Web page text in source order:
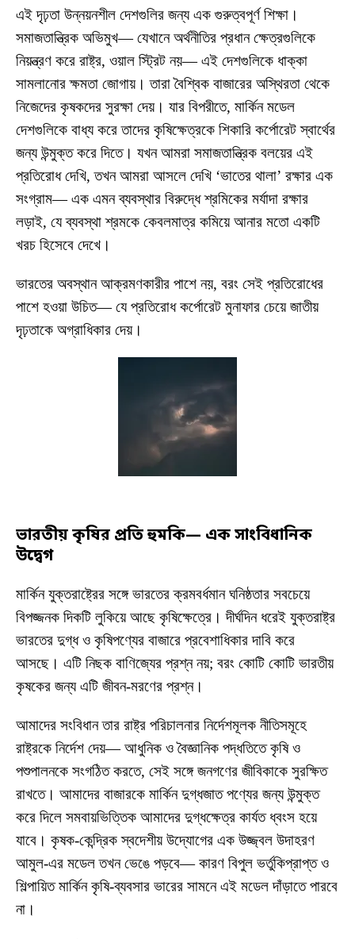
এই দৃঢ়তা উন্নয়নশীল দেশগুলির জন্য এক গুরুত্বপূর্ণ শিক্ষা।
সমাজতান্ত্রিক অভিমুখ— যেখানে অর্থনীতির প্রধান ক্ষেত্রগুলিকে
নিয়ন্ত্রণ করে রাষ্ট্র, ওয়াল স্ট্রিট নয়— এই দেশগুলিকে ধাক্কা
সামলানোর ক্ষমতা জোগায়। তারা বৈশ্বিক বাজারের অস্থিরতা থেকে
নিজেদের কৃষকদের সুরক্ষা দেয়। যার বিপরীতে, মার্কিন মডেল
দেশগুলিকে বাধ্য করে তাদের কৃষিক্ষেত্রকে শিকারি কর্পোরেট স্বার্থের
জন্য উন্মুক্ত করে দিতে। যখন আমরা সমাজতান্ত্রিক বলয়ের এই
প্রতিরোধ দেখি, তখন আমরা আসলে দেখি ‘ভাতের থালা’ রক্ষার এক
সংগ্রাম— এক এমন ব্যবস্থার বিরুদ্ধে শ্রমিকের মর্যাদা রক্ষার
লড়াই, যে ব্যবস্থা শ্রমকে কেবলমাত্র কমিয়ে আনার মতো একটি
খরচ হিসেবে দেখে।
ভারতের অবস্থান আক্রমণকারীর পাশে নয়, বরং সেই প্রতিরোধের
পাশে হওয়া উচিত— যে প্রতিরোধ কর্পোরেট মুনাফার চেয়ে জাতীয়
দৃঢ়তাকে অগ্রাধিকার দেয়।
ভারতীয় কৃষির প্রতি হুমকি— এক সাংবিধানিক
উদ্বেগ
মার্কিন যুক্তরাষ্ট্রের সঙ্গে ভারতের ক্রমবর্ধমান ঘনিষ্ঠতার সবচেয়ে
বিপজ্জনক দিকটি লুকিয়ে আছে কৃষিক্ষেত্রে। দীর্ঘদিন ধরেই যুক্তরাষ্ট্র
ভারতের দুগ্ধ ও কৃষিপণ্যের বাজারে প্রবেশাধিকার দাবি করে
আসছে। এটি নিছক বাণিজ্যের প্রশ্ন নয়; বরং কোটি কোটি ভারতীয়
কৃষকের জন্য এটি জীবন-মরণের প্রশ্ন।
আমাদের সংবিধান তার রাষ্ট্র পরিচালনার নির্দেশমূলক নীতিসমূহে
রাষ্ট্রকে নির্দেশ দেয়— আধুনিক ও বৈজ্ঞানিক পদ্ধতিতে কৃষি ও
পশুপালনকে সংগঠিত করতে, সেই সঙ্গে জনগণের জীবিকাকে সুরক্ষিত
রাখতে। আমাদের বাজারকে মার্কিন দুগ্ধজাত পণ্যের জন্য উন্মুক্ত
করে দিলে সমবায়ভিত্তিক আমাদের দুগ্ধক্ষেত্র কার্যত ধ্বংস হয়ে
যাবে। কৃষক-কেন্দ্রিক স্বদেশীয় উদ্যোগের এক উজ্জ্বল উদাহরণ
আমুল-এর মডেল তখন ভেঙে পড়বে— কারণ বিপুল ভর্তুকিপ্রাপ্ত ও
শিল্পায়িত মার্কিন কৃষি-ব্যবসার ভারের সামনে এই মডেল দাঁড়াতে পারবে
না।